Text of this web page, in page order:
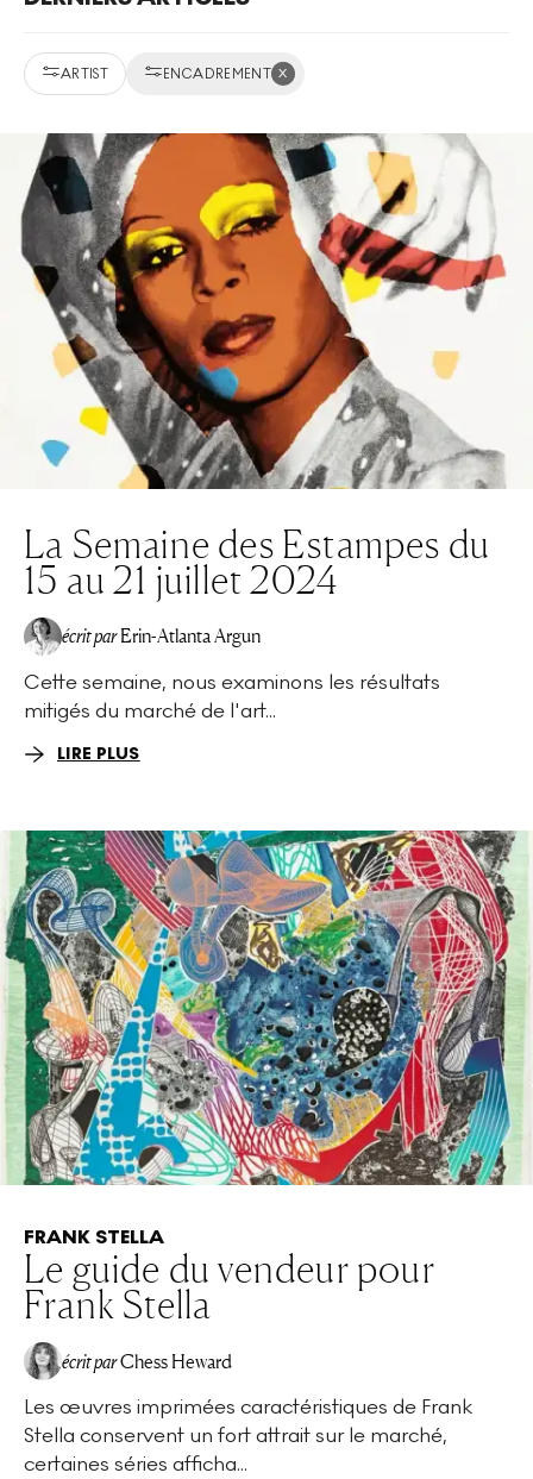
ARTIST ENCADREMENT x
La Semaine des Estampes du
15 au 21 juillet 2024
écrit par Erin-Atlanta Argun
Cette semaine, nous examinons les résultats
mitigés du marché de l'art...
LIRE PLUS
FRANK STELLA
Le guide du vendeur pour
Frank Stella
écrit parChess Heward
Les œuvres imprimées caractéristiques de Frank
Stella conservent un fort attrait sur le marché,
certaines séries afficha...